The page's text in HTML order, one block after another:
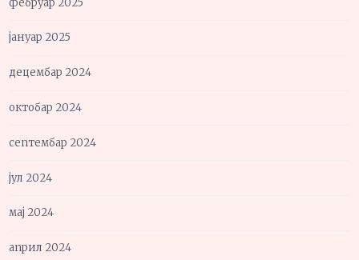
јануар 2025
децембар 2024
октобар 2024
септембар 2024
јул 2024
мај 2024
април 2024